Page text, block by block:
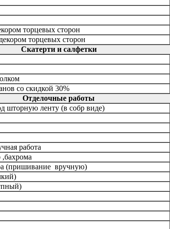
торцевых сторон
торцевых сторон
Скатерти и салфетки
со скидкой 30%
Отделочные работы
шторную ленту (в собр виде)
работа
,бахрома
(пришивание вручную)